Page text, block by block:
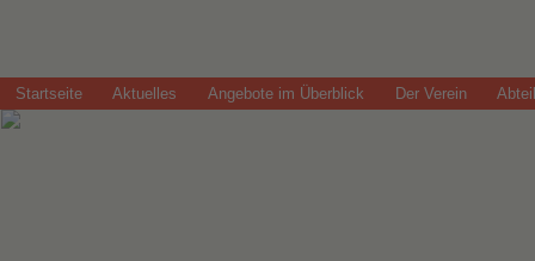
Startseite Aktuelles Angebote im Überblick Der Verein